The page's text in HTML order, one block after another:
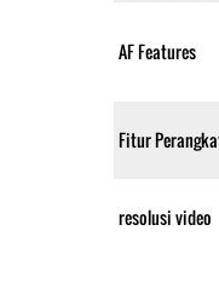
AF Features
Fitur
resolusi video